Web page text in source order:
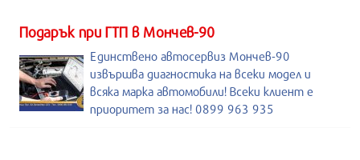
Подарък при ГТП в Мончев-90
Единствено автосервиз Мончев-90
извършва диагностика на всеки модел и
всяка марка автомобили! Всеки клиент е
приоритет за нас! 0899 963 935